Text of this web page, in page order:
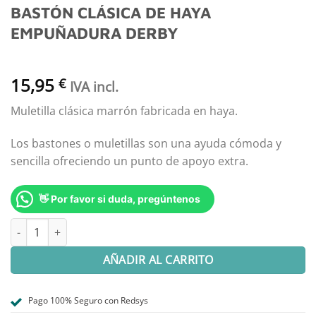
BASTÓN CLÁSICA DE HAYA
EMPUÑADURA DERBY
15,95 € IVA incl.
Muletilla clásica marrón fabricada en haya.
Los bastones o muletillas son una ayuda cómoda y
sencilla ofreciendo un punto de apoyo extra.
👋 Por favor si duda, pregúntenos
BASTÓN CLÁSICA DE HAYA EMPUÑADURA DERBY cantidad
AÑADIR AL CARRITO
Pago 100% Seguro con Redsys